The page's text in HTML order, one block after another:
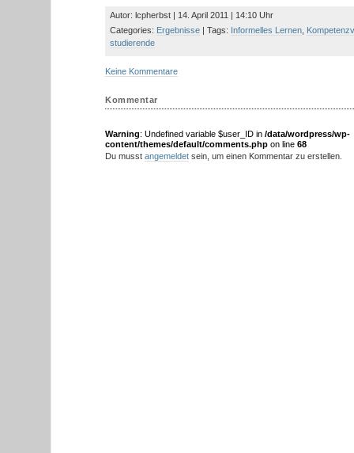
Autor: lcpherbst | 14. April 2011 | 14:10 Uhr
Categories: Ergebnisse | Tags: Informelles Lernen
studierende
Keine Kommentare
Kommentar
Warning: Undefined variable $user_ID in /data/wordpress/wp-
content/themes/default/comments.php on line 68
Du musst angemeldet sein, um einen Kommentar zu erstellen.